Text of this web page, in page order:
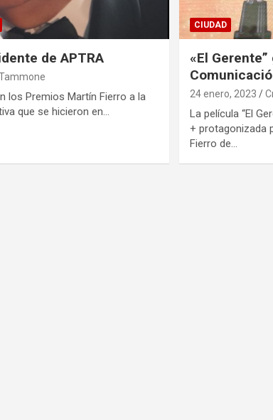
de APTRA
los Premios Martín Fierro a la
que se hicieron en…
CIUDAD
«El
24 enero, 2023
La película “El
+ protagonizada
Fierro de…